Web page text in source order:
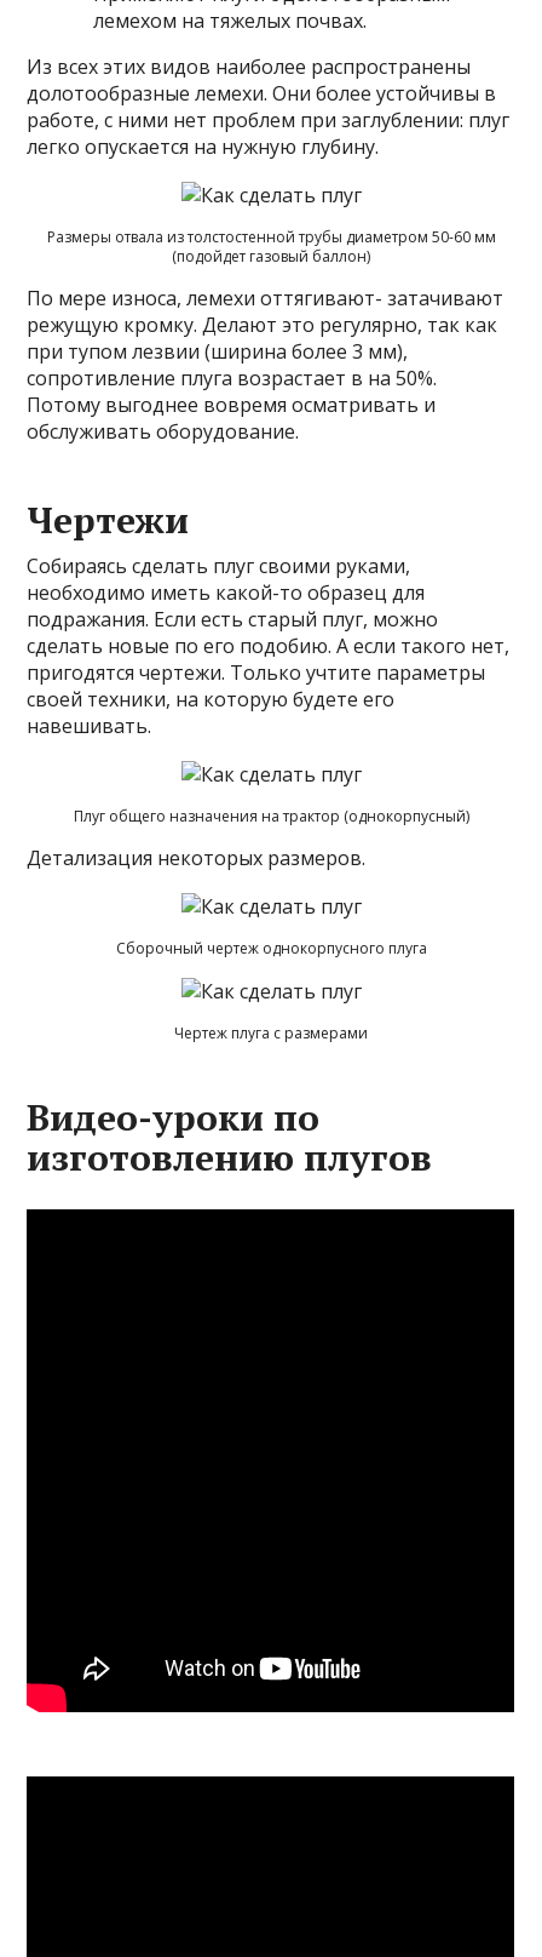
лемехом на тяжелых почвах.
Из всех этих видов наиболее распространены
долотообразные лемехи. Они более устойчивы в
работе, с ними нет проблем при заглублении: плуг
легко опускается на нужную глубину.
Размеры отвала из толстостенной трубы диаметром 50-60 мм
(подойдет газовый баллон)
По мере износа, лемехи оттягивают- затачивают
режущую кромку. Делают это регулярно, так как
при тупом лезвии (ширина более 3 мм),
сопротивление плуга возрастает в на 50%.
Потому выгоднее вовремя осматривать и
обслуживать оборудование.
Чертежи
Собираясь сделать плуг своими руками,
необходимо иметь какой-то образец для
подражания. Если есть старый плуг, можно
сделать новые по его подобию. А если такого нет,
пригодятся чертежи. Только учтите параметры
своей техники, на которую будете его
навешивать.
Плуг общего назначения на трактор (однокорпусный)
Детализация некоторых размеров.
Сборочный чертеж однокорпусного плуга
Чертеж плуга с размерами
Видео-уроки по
изготовлению плугов